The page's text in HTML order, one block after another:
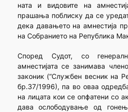
на­та и видовите на
прашања поблиску да се
дека давањето на амнестија
на Собранието на Република
Според Судот, со
амнестијата се занимава
законик (“Службен весник на
бр.37/1996), па во оваа
на лицата кои се опфатени со
дава ослободување од